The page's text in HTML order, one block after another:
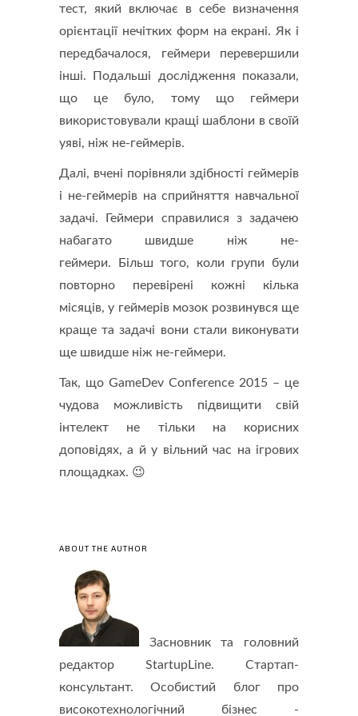
тест, який включає в себе визначення
орієнтації нечітких форм на екрані. Як і
передбачалося, геймери перевершили
інші. Подальші дослідження показали,
що це було, тому що геймери
використовували кращі шаблони в своїй
уяві, ніж не-геймерів.
Далі, вчені порівняли здібності геймерів
і не-геймерів на сприйняття навчальної
задачі. Геймери справилися з задачею
набагато швидше ніж не-
геймери. Більш того, коли групи були
повторно перевірені кожні кілька
місяців, у геймерів мозок розвинувся ще
краще та задачі вони стали виконувати
ще швидше ніж не-геймери.
Так, що GameDev Conference 2015 – це
чудова можливість підвищити свій
інтелект не тільки на корисних
доповідях, а й у вільний час на ігрових
площадках. 😉
ABOUT THE AUTHOR
Засновник та головний
редактор StartupLine. Стартап-
консультант. Особистий блог про
високотехнологічний бізнес -